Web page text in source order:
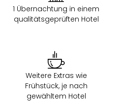
1 Übernachtung in einem
qualitätsgeprüften Hotel
Weitere Extras wie
Frühstück, je nach
gewähltem Hotel